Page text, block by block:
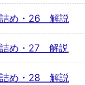
め・26 解説
め・27 解説
め・28 解説